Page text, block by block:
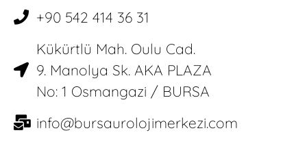
+90 542 414 36 31
Kükürtlü Mah. Oulu Cad.
9. Manolya Sk. AKA PLAZA
No: 1 Osmangazi / BURSA
info@bursaurolojimerkezi.com